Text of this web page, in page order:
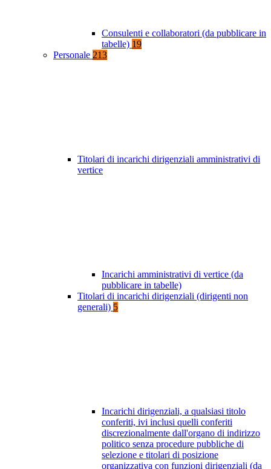
Consulenti e collaboratori (da pubblicare in
tabelle) 19
Personale 213
Titolari di incarichi dirigenziali amministrativi di
vertice
Incarichi amministrativi di vertice (da
pubblicare in tabelle)
Titolari di incarichi dirigenziali (dirigenti non
generali) 5
Incarichi dirigenziali, a qualsiasi titolo
conferiti, ivi inclusi quelli conferiti
discrezionalmente dall'organo di indirizzo
politico senza procedure pubbliche di
selezione e titolari di posizione
organizzativa con funzioni dirigenziali (da